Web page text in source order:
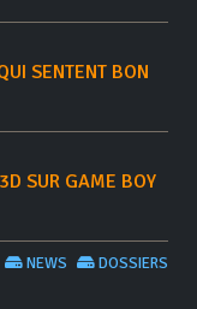
SENTENT BON
SUR GAME BOY
DOSSIERS
NEWS